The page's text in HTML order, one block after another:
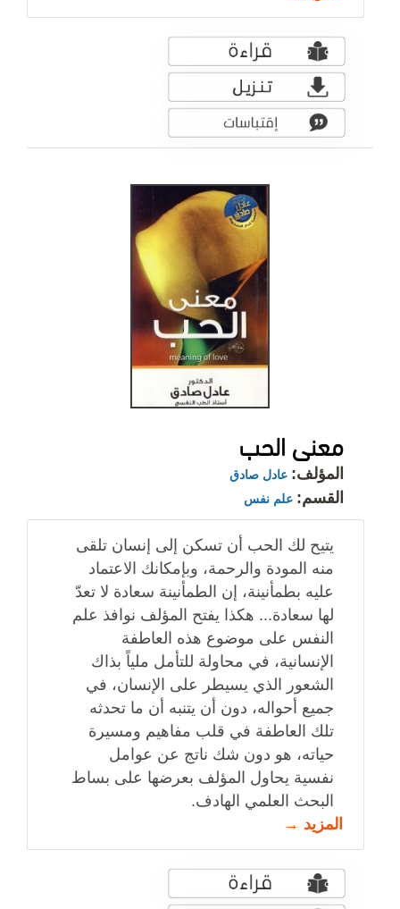
معنى الحب
المؤلف: عادل صادق
القسم: علم نفس
يتيح لك الحب أن تسكن إلى إنسان تلقى
منه المودة والرحمة، وبإمكانك الاعتماد
عليه بطمأنينة، إن الطمأنينة سعادة لا تعدّ
لها سعادة... هكذا يفتح المؤلف نوافذ علم
النفس على موضوع هذه العاطفة
الإنسانية، في محاولة للتأمل ملياً بذاك
الشعور الذي يسيطر على الإنسان، في
جميع أحواله، دون أن يتنبه أن ما تحدثه
تلك العاطفة في قلب مفاهيم ومسيرة
حياته، هو دون شك ناتج عن عوامل
نفسية يحاول المؤلف بعرضها على بساط
البحث العلمي الهادف.
المزيد →